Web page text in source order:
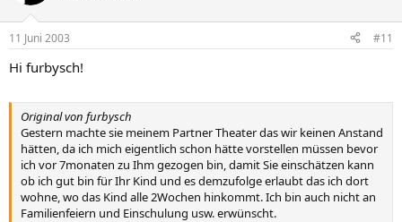
11 Juni 2003 #11
Hi furbysch!
Original von furbysch
Gestern machte sie meinem Partner Theater das wir keinen Anstand
hätten, da ich mich eigentlich schon hätte vorstellen müssen bevor
ich vor 7monaten zu Ihm gezogen bin, damit Sie einschätzen kann
ob ich gut bin für Ihr Kind und es demzufolge erlaubt das ich dort
wohne, wo das Kind alle 2Wochen hinkommt. Ich bin auch nicht an
Familienfeiern und Einschulung usw. erwünscht.